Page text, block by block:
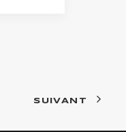
SUIVANT